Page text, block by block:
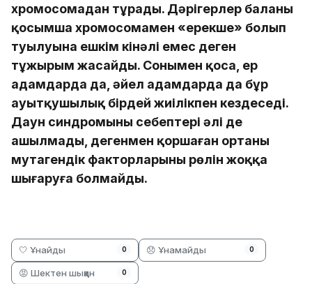
хромосомадан тұрады. Дәрігерлер баланың
қосымша хромосомамен «ерекше» болып
туылуына ешкім кінәлі емес деген
тұжырым жасайды. Сонымен қоса, ер
адамдарда да, әйел адамдарда да бұр
ауытқушылық бірдей жиілікпен кездеседі.
Даун синдромының себептері әлі де
ашылмады, дегенмен қоршаған ортаның
мутагендік факторларының рөлін жоққа
шығаруға болмайды.
🤍 Ұнайды 0 😞 Ұнамайды 0
😡 Шектен шыққан 0